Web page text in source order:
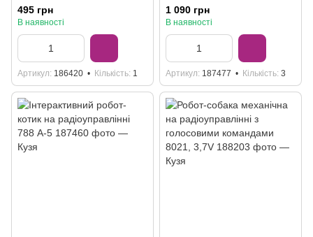
495 грн
В наявності
Артикул 186420 Кількість 1
1 090 грн
В наявності
Артикул 187477 Кількість 3